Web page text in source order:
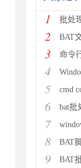
1 批处
2 BAT
3 命令行
4
5 cmd
6 bat批
7
8 BAT
9 BAT批